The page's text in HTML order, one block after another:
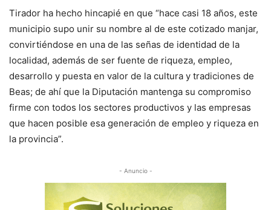
Tirador ha hecho hincapié en que “hace casi 18 años, este
municipio supo unir su nombre al de este cotizado manjar,
convirtiéndose en una de las señas de identidad de la
localidad, además de ser fuente de riqueza, empleo,
desarrollo y puesta en valor de la cultura y tradiciones de
Beas; de ahí que la Diputación mantenga su compromiso
firme con todos los sectores productivos y las empresas
que hacen posible esa generación de empleo y riqueza en
la provincia”.
- Anuncio -